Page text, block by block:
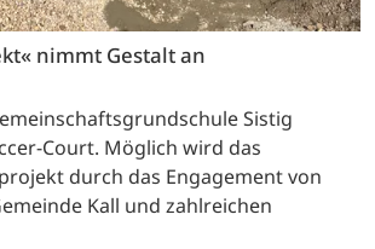
nimmt Gestalt an
Sistig
Court. Möglich wird das
durch das Engagement von
Kall und zahlreichen